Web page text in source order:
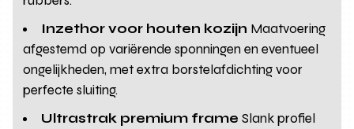
Inzethor voor houten kozijn Maatvoering
afgestemd op variërende sponningen en eventueel
ongelijkheden, met extra borstelafdichting voor
perfecte sluiting.
Ultrastrak premium frame Slank profiel